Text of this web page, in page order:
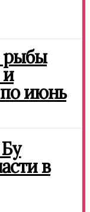
рыбы
и
по июнь
в